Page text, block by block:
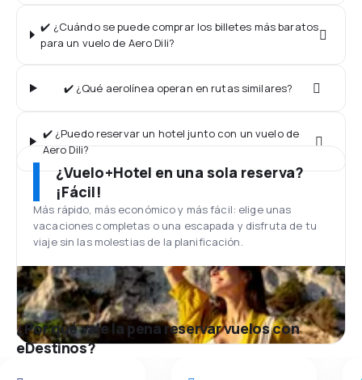
✔️ ¿Cuándo se puede comprar los billetes más baratos
para un vuelo de Aero Dili?
✔️ ¿Qué aerolínea operan en rutas similares?
✔️ ¿Puedo reservar un hotel junto con un vuelo de
Aero Dili?
¿Vuelo+Hotel en una sola reserva?
¡Fácil!
Más rápido, más económico y más fácil: elige unas
vacaciones completas o una escapada y disfruta de tu
viaje sin las molestias de la planificación.
¿Por qué vale la pena reservar vuelos con
eDestinos?